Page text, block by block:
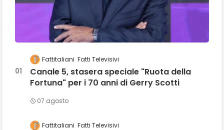
Fattitaliani Fatti Televisivi
Canale 5, stasera speciale "Ruota della
Fortuna" per i 70 anni di Gerry Scotti
07 agosto
Fattitaliani Fatti Televisivi